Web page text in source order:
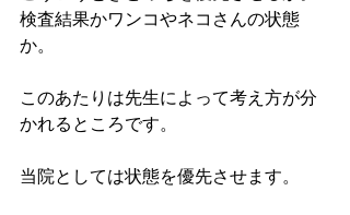
検査結果かワンコやネコさんの状態
か。
このあたりは先生によって考え方が分
かれるところです。
当院としては状態を優先させます。